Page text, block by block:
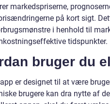
markedspriserne,
på kort sigt.
i henhold til
tidspunkter.
bruger du
er designet til at være
brugere kan dra nytte af